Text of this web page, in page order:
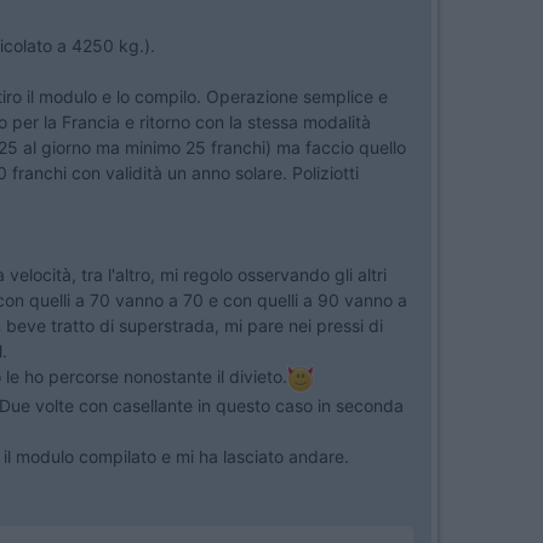
a 4250 kg.).
il modulo e lo compilo. Operazione semplice e
la Francia e ritorno con la stessa modalità
al giorno ma minimo 25 franchi) ma faccio quello
con validità un anno solare. Poliziotti
tra l'altro, mi regolo osservando gli altri
quelli a 70 vanno a 70 e con quelli a 90 vanno a
tratto di superstrada, mi pare nei pressi di
ho percorse nonostante il divieto.
volte con casellante in questo caso in seconda
modulo compilato e mi ha lasciato andare.